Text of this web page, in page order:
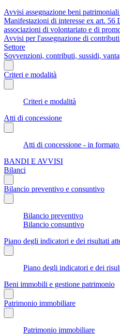
Avvisi assegnazione beni
Manifestazioni di interesse ex art. 56
associazioni di volontariato e di
Avvisi per l'assegnazione di
Settore
Sovvenzioni, contributi, sussidi,
Criteri e modalità
Criteri e modalità
Atti di concessione
Atti di concessione - in
BANDI E AVVISI
Bilanci
Bilancio preventivo e consuntivo
Bilancio preventivo
Bilancio consuntivo
Piano degli indicatori e dei risultati
Piano degli indicatori e dei
Beni immobili e gestione patrimonio
Patrimonio immobiliare
Patrimonio immobiliare